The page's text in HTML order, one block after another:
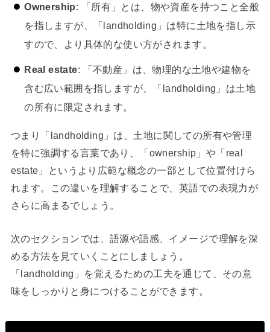
Ownership: 「所有」とは、物や資産を持つこと全般
を指しますが、「landholding」は特に土地を指し示
すので、より具体的な使い方がされます。
Real estate: 「不動産」は、物理的な土地や建物を
含む広い範囲を指しますが、「landholding」は土地
の所有に限定されます。
つまり「landholding」は、土地に関しての所有や管理
を特に強調する言葉であり、「ownership」や「real
estate」というより広範な概念の一部として位置付けら
れます。この違いを理解することで、英語での表現力が
さらに高まるでしょう。
次のセクションでは、語源や語感、イメージで理解を深
める方法を見ていくことにしましょう。
「landholding」を覚えるための工夫を通じて、その意
味をしっかりと身につけることができます。